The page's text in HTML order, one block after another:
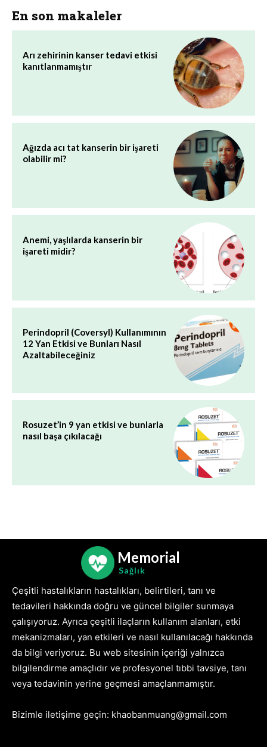
En son makaleler
Arı zehirinin kanser tedavi etkisi
kanıtlanmamıştır
Ağızda acı tat kanserin bir işareti
olabilir mi?
Anemi, yaşlılarda kanserin bir
işareti midir?
Perindopril (Coversyl) Kullanımının
12 Yan Etkisi ve Bunları Nasıl
Azaltabileceğiniz
Rosuzet’in 9 yan etkisi ve bunlarla
nasıl başa çıkılacağı
Memorial
Sağlık
Çeşitli hastalıkların hastalıkları, belirtileri, tanı ve
tedavileri hakkında doğru ve güncel bilgiler sunmaya
çalışıyoruz. Ayrıca çeşitli ilaçların kullanım alanları, etki
mekanizmaları, yan etkileri ve nasıl kullanılacağı hakkında
da bilgi veriyoruz. Bu web sitesinin içeriği yalnızca
bilgilendirme amaçlıdır ve profesyonel tıbbi tavsiye, tanı
veya tedavinin yerine geçmesi amaçlanmamıştır.
Bizimle iletişime geçin: khaobanmuang@gmail.com